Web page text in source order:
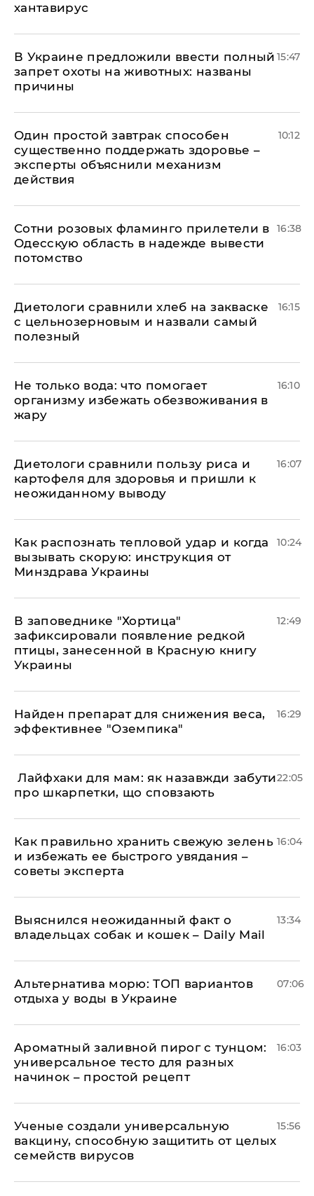
хантавирус
В Украине предложили ввести полный
запрет охоты на животных: названы
причины
15:47
Один простой завтрак способен
существенно поддержать здоровье –
эксперты объяснили механизм
действия
10:12
Сотни розовых фламинго прилетели в
Одесскую область в надежде вывести
потомство
16:38
Диетологи сравнили хлеб на закваске
с цельнозерновым и назвали самый
полезный
16:15
Не только вода: что помогает
организму избежать обезвоживания в
жару
16:10
Диетологи сравнили пользу риса и
картофеля для здоровья и пришли к
неожиданному выводу
16:07
Как распознать тепловой удар и когда
вызывать скорую: инструкция от
Минздрава Украины
10:24
В заповеднике "Хортица"
зафиксировали появление редкой
птицы, занесенной в Красную книгу
Украины
12:49
Найден препарат для снижения веса,
эффективнее "Оземпика"
16:29
​ Лайфхаки для мам: як назавжди забути
про шкарпетки, що сповзають
22:05
Как правильно хранить свежую зелень
и избежать ее быстрого увядания –
советы эксперта
16:04
Выяснился неожиданный факт о
владельцах собак и кошек – Daily Mail
13:34
Альтернатива морю: ТОП вариантов
отдыха у воды в Украине
07:06
Ароматный заливной пирог с тунцом:
универсальное тесто для разных
начинок – простой рецепт
16:03
Ученые создали универсальную
вакцину, способную защитить от целых
семейств вирусов
15:56